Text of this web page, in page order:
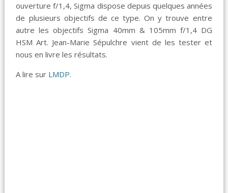
ouverture f/1,4, Sigma dispose depuis quelques années
de plusieurs objectifs de ce type. On y trouve entre
autre les objectifs Sigma 40mm & 105mm f/1,4 DG
HSM Art. Jean-Marie Sépulchre vient de les tester et
nous en livre les résultats.
A lire sur LMDP.